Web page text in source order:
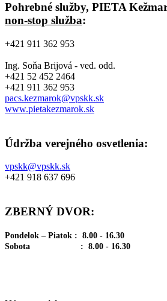
Pohrebné služby, PIETA
non-stop služba:
+421 911 362 953
Ing. Soňa Brijová - ved. odd.
+421 52 452 2464
+421 911 362 953
pacs.kezmarok@vpskk.sk
www.pietakezmarok.sk
Údržba verejného osvetlenia:
vpskk@vpskk.sk
+421 918 637 696
ZBERNÝ DVOR:
Pondelok – Piatok : 8.00 - 16.30
Sobota : 8.00 - 16.30